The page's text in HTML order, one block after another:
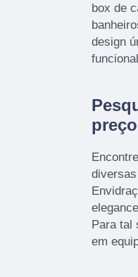
box de
design
Para tal
em